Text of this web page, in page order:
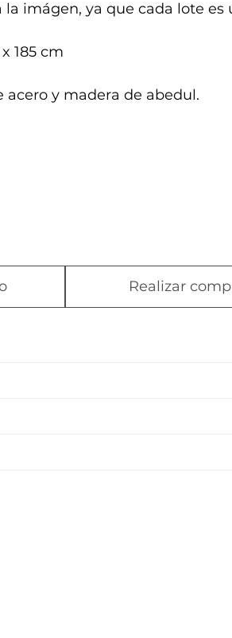
imágen, ya que cada lote es
185 cm
acero y madera de abedul.
Realizar